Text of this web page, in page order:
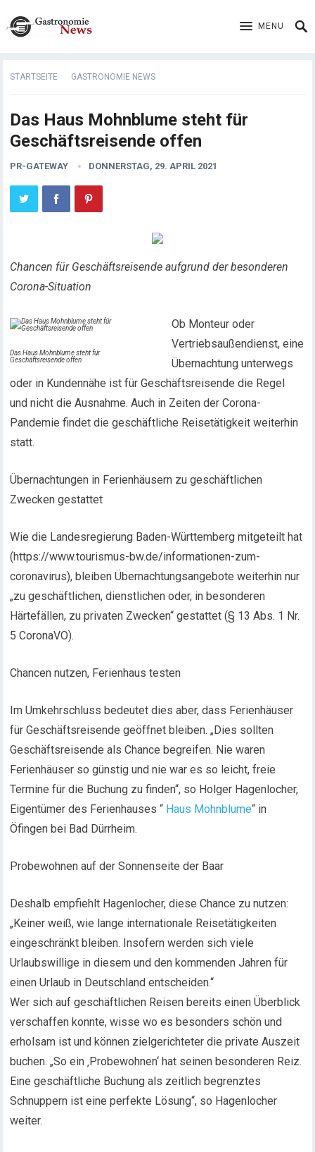
MENU
STARTSEITE GASTRONOMIE NEWS
Das Haus Mohnblume steht für
Geschäftsreisende offen
PR-GATEWAY DONNERSTAG, 29. APRIL 2021
Chancen für Geschäftsreisende aufgrund der besonderen
Corona-Situation
Das Haus Mohnblume steht für
Geschäftsreisende offen
Ob Monteur oder
Vertriebsaußendienst, eine
Übernachtung unterwegs
oder in Kundennähe ist für Geschäftsreisende die Regel
und nicht die Ausnahme. Auch in Zeiten der Corona-
Pandemie findet die geschäftliche Reisetätigkeit weiterhin
statt.
Übernachtungen in Ferienhäusern zu geschäftlichen
Zwecken gestattet
Wie die Landesregierung Baden-Württemberg mitgeteilt hat
(https://www.tourismus-bw.de/informationen-zum-
coronavirus), bleiben Übernachtungsangebote weiterhin nur
„zu geschäftlichen, dienstlichen oder, in besonderen
Härtefällen, zu privaten Zwecken“ gestattet (§ 13 Abs. 1 Nr.
5 CoronaVO).
Chancen nutzen, Ferienhaus testen
Im Umkehrschluss bedeutet dies aber, dass Ferienhäuser
für Geschäftsreisende geöffnet bleiben. „Dies sollten
Geschäftsreisende als Chance begreifen. Nie waren
Ferienhäuser so günstig und nie war es so leicht, freie
Termine für die Buchung zu finden“, so Holger Hagenlocher,
Eigentümer des Ferienhauses “ Haus Mohnblume“ in
Öfingen bei Bad Dürrheim.
Probewohnen auf der Sonnenseite der Baar
Deshalb empfiehlt Hagenlocher, diese Chance zu nutzen:
„Keiner weiß, wie lange internationale Reisetätigkeiten
eingeschränkt bleiben. Insofern werden sich viele
Urlaubswillige in diesem und den kommenden Jahren für
einen Urlaub in Deutschland entscheiden.“
Wer sich auf geschäftlichen Reisen bereits einen Überblick
verschaffen konnte, wisse wo es besonders schön und
erholsam ist und können zielgerichteter die private Auszeit
buchen. „So ein ‚Probewohnen‘ hat seinen besonderen Reiz.
Eine geschäftliche Buchung als zeitlich begrenztes
Schnuppern ist eine perfekte Lösung“, so Hagenlocher
weiter.